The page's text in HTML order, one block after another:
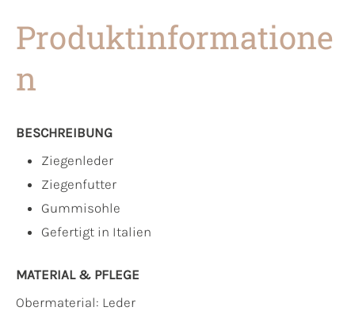
Produktinformatione
n
BESCHREIBUNG
Ziegenleder
Ziegenfutter
Gummisohle
Gefertigt in Italien
MATERIAL & PFLEGE
Obermaterial: Leder